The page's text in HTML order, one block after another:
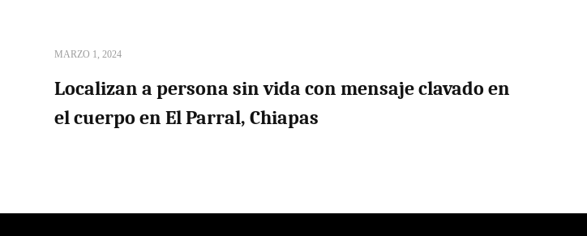
MARZO 1, 2024
Localizan a persona sin vida con mensaje clavado en
el cuerpo en El Parral, Chiapas